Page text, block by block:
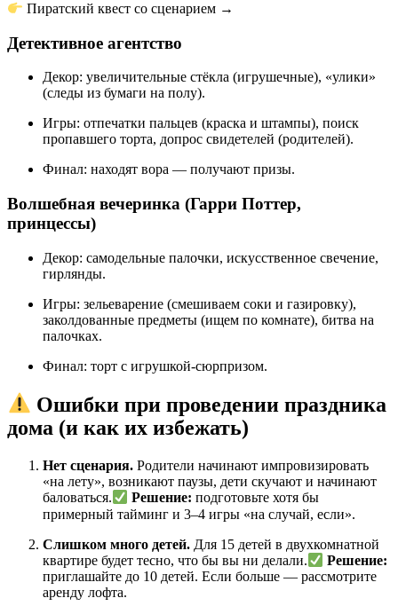
Пиратский квест со сценарием →
Детективное агентство
Декор: увеличительные стёкла (игрушечные), «улики»
(следы из бумаги на полу).
Игры: отпечатки пальцев (краска и штампы), поиск
пропавшего торта, допрос свидетелей (родителей).
Финал: находят вора — получают призы.
Волшебная вечеринка (Гарри Поттер,
принцессы)
Декор: самодельные палочки, искусственное свечение,
гирлянды.
Игры: зельеварение (смешиваем соки и газировку),
заколдованные предметы (ищем по комнате), битва на
палочках.
Финал: торт с игрушкой-сюрпризом.
Ошибки при проведении праздника
дома (и как их избежать)
Нет сценария. Родители начинают импровизировать
«на лету», возникают паузы, дети скучают и начинают
баловаться.
Решение: подготовьте хотя бы
примерный тайминг и 3–4 игры «на случай, если».
Слишком много детей. Для 15 детей в двухкомнатной
квартире будет тесно, что бы вы ни делали.
Решение:
приглашайте до 10 детей. Если больше — рассмотрите
аренду лофта.